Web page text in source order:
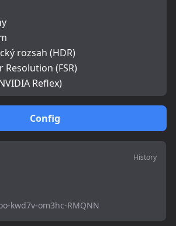
Config
History
kwd7v-om3hc-RMQNN
rozsah (HDR)
Resolution (FSR)
Reflex)